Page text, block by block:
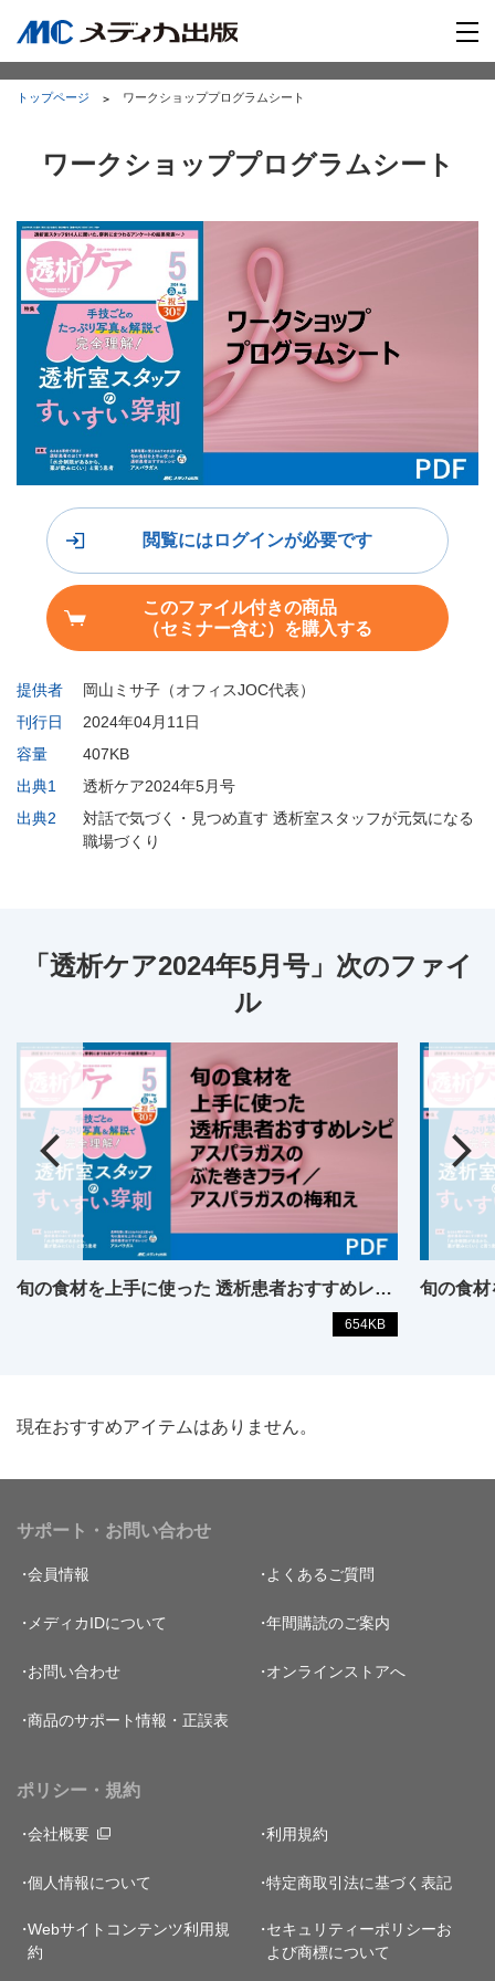
トップページ ワークショッププログラムシート
ワークショッププログラムシート
提供者
岡山ミサ子（オフィスJOC代表）
刊行日
2024年04月11日
容量
407KB
出典1
透析ケア2024年5月号
出典2
対話で気づく・見つめ直す 透析室スタッフが元気になる
職場づくり
閲覧にはログインが必要です
このファイル付きの商品
（セミナー含む）を購入する
「透析ケア2024年5月号」次のファイ
ル
旬の食材を上手に使った 透析患者おすすめレシピ
654KB
現在おすすめアイテムはありません。
サポート・お問い合わせ
会員情報 よくあるご質問
メディカIDについて 年間購読のご案内
お問い合わせ オンラインストアへ
商品のサポート情報・正誤表
ポリシー・規約
会社概要 利用規約
個人情報について 特定商取引法に基づく表記
Webサイトコンテンツ利用規
約
セキュリティーポリシーお
よび商標について